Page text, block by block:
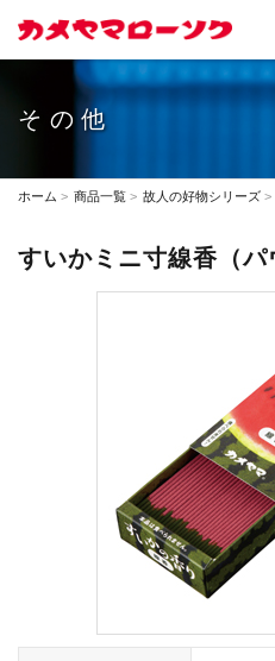
その他
ホーム 商品一覧 故人の好物シリーズ
すいかミニ寸線香（パ